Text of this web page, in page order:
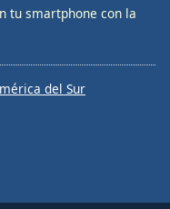
tu smartphone con la
del Sur